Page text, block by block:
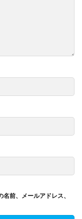
前、メールアドレス、